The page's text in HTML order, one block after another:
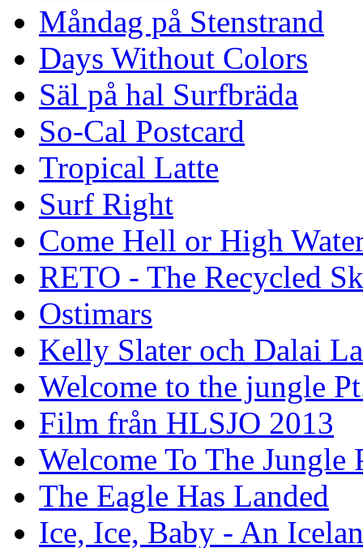
Måndag på Stenstrand
Days Without Colors
Säl på hal Surfbräda
So-Cal Postcard
Tropical Latte
Surf Right
Come Hell or High
RETO - The Recycled
Ostimars
Kelly Slater och Dalai
Welcome to the jungle
Film från HLSJO 2013
Welcome To The Jungle
The Eagle Has Landed
Ice, Ice, Baby - An